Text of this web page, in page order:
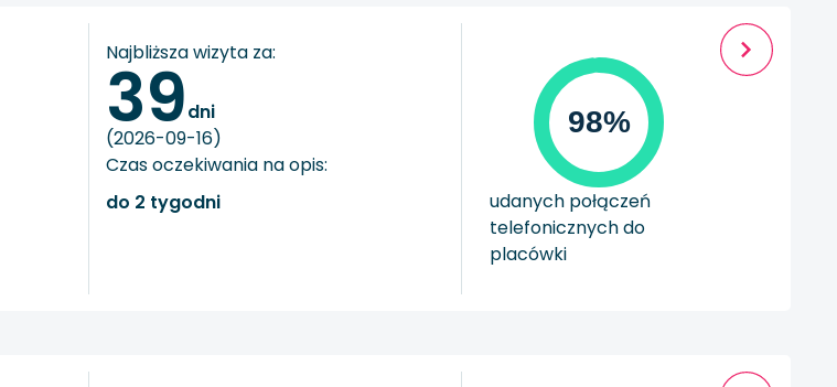
Najbliższa wizyta za:
39dni
(2026-09-16)
Czas oczekiwania na opis:
do 2 tygodni
98%
udanych połączeń
telefonicznych do
placówki